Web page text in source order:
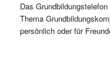
Das
Thema
persönlich oder für